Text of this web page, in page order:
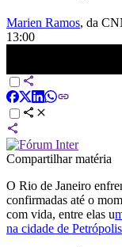
Marien Ramos, da
13:00
Compartilhar matéria
O Rio de Janeiro
confirmadas até o
com vida, entre elas u
na cidade de Petrópolis